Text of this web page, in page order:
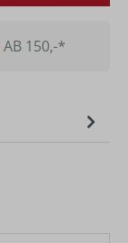
AB 150,-*